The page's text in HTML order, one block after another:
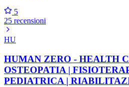
5
25 recensioni
HU
HUMAN ZERO - HEALTH
OSTEOPATIA |
PEDIATRICA |